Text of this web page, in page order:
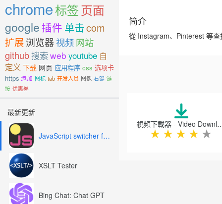
chrome标签页面
google 插件 单击com
扩展浏览器 视频网站
github搜索web youtube 自
定义 下载 网页 应用程序 css 选项卡
https 添加 图标 tab 开发人员 图像 右键 链
接 优惠券
最新更新
JavaScript switcher for SEO and development
XSLT Tester
Bing Chat: Chat GPT
简介
從 Instagram、Pinterest 等
視頻下載器 -
★ ★ ★ ★ ★